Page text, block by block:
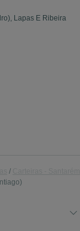
Lapas E Ribeira